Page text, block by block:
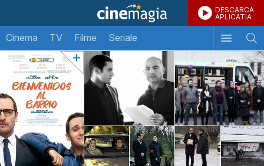
DESCARCA
APLICATIA
Cinema TV Filme Seriale